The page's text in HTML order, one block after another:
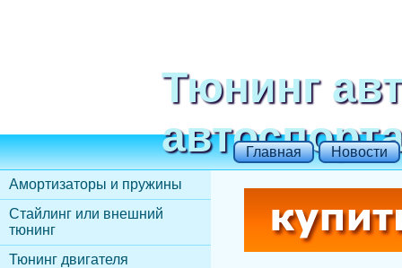
Тюнинг
Главная Новости
Амортизаторы и пружины
Стайлинг или внешний
тюнинг
Тюнинг двигателя